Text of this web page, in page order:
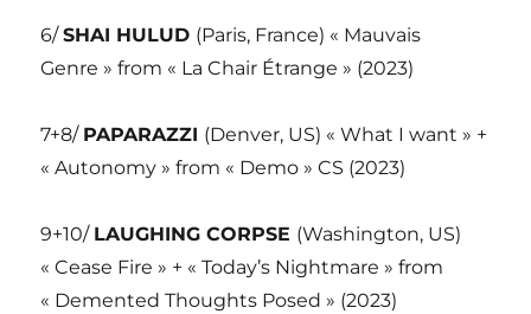
6/SHAI HULUD (Paris, France) « Mauvais
Genre » from « La Chair Étrange » (2023)
7+8/ PAPARAZZI (Denver, US) « What I want » +
« Autonomy » from « Demo » CS (2023)
9+10/ LAUGHING CORPSE (Washington, US)
« Cease Fire » + « Today’s Nightmare » from
« Demented Thoughts Posed » (2023)